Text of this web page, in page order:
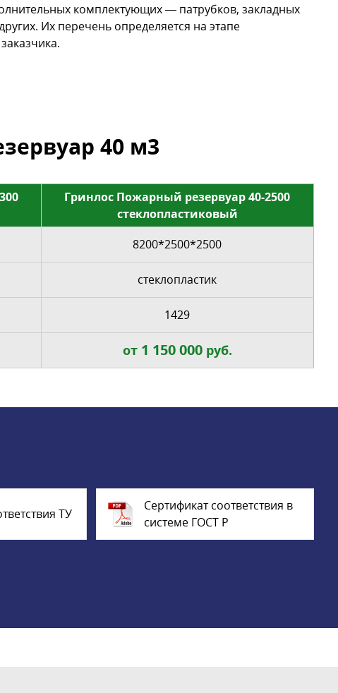
комплектующих — патрубков, закладных
Их перечень определяется на этапе
40 м3
Гринлос Пожарный резервуар 40-2500
стеклопластиковый
8200*2500*2500
стеклопластик
1429
от 1 150 000руб.
ТУ
Сертификат соответствия в
системе ГОСТ Р